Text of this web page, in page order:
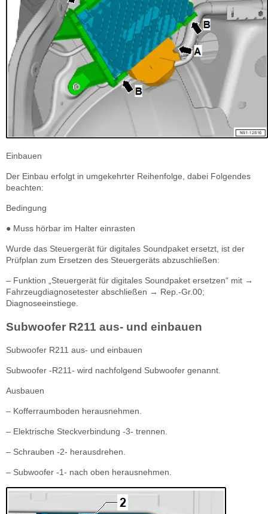
Einbauen
Der Einbau erfolgt in umgekehrter Reihenfolge, dabei Folgendes
beachten:
Bedingung
● Muss hörbar im Halter einrasten
Wurde das Steuergerät für digitales Soundpaket ersetzt, ist der
Prüfplan zum Ersetzen des Steuergeräts abzuschließen:
– Funktion „Steuergerät für digitales Soundpaket ersetzen“ mit →
Fahrzeugdiagnosetester abschließen → Rep.-Gr.00;
Diagnoseeinstiege.
Subwoofer R211 aus- und einbauen
Subwoofer R211 aus- und einbauen
Subwoofer -R211- wird nachfolgend Subwoofer genannt.
Ausbauen
– Kofferraumboden herausnehmen.
– Elektrische Steckverbindung -3- trennen.
– Schrauben -2- herausdrehen.
– Subwoofer -1- nach oben herausnehmen.